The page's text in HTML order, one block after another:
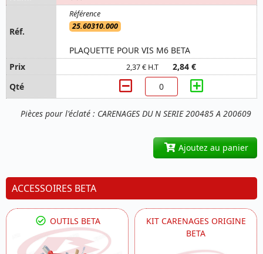
Pièces pour l'éclaté : CARENAGES DU N SERIE 200485 A 200609
25.60310.000
PLAQUETTE POUR VIS M6 BETA
2,37 € H.T 2,84 €
Ajoutez au panier
ACCESSOIRES BETA
OUTILS BETA
KIT CARENAGES ORIGINE
BETA